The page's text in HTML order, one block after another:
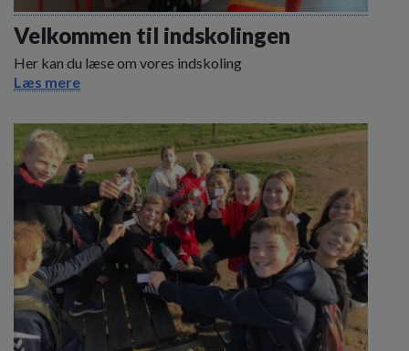
Velkommen til indskolingen
Her kan du læse om vores indskoling
Læs mere